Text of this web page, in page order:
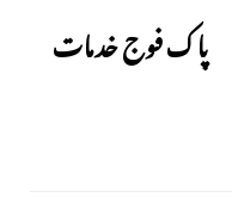
پاک فوج خدمات